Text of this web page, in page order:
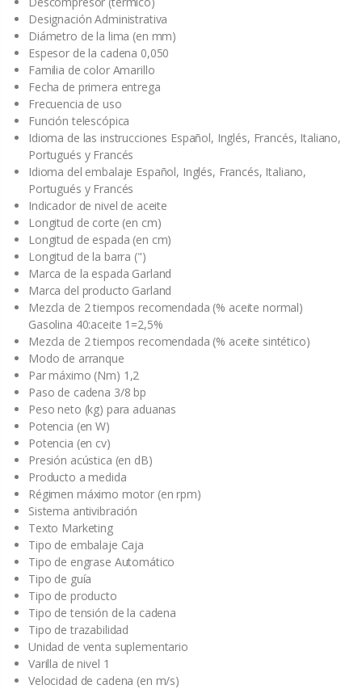
Designación Administrativa
Diámetro de la lima (en mm)
Espesor de la cadena 0,050
Familia de color Amarillo
Fecha de primera entrega
Frecuencia de uso
Función telescópica
Idioma de las instrucciones Español, Inglés, Francés, Italiano,
Portugués y Francés
Idioma del embalaje Español, Inglés, Francés, Italiano,
Portugués y Francés
Indicador de nivel de aceite
Longitud de corte (en cm)
Longitud de espada (en cm)
Longitud de la barra (")
Marca de la espada Garland
Marca del producto Garland
Mezcla de 2 tiempos recomendada (% aceite normal)
Gasolina 40:aceite 1=2,5%
Mezcla de 2 tiempos recomendada (% aceite sintético)
Modo de arranque
Par máximo (Nm) 1,2
Paso de cadena 3/8 bp
Peso neto (kg) para aduanas
Potencia (en W)
Potencia (en cv)
Presión acústica (en dB)
Producto a medida
Régimen máximo motor (en rpm)
Sistema antivibración
Texto Marketing
Tipo de embalaje Caja
Tipo de engrase Automático
Tipo de guía
Tipo de producto
Tipo de tensión de la cadena
Tipo de trazabilidad
Unidad de venta suplementario
Varilla de nivel 1
Velocidad de cadena (en m/s)